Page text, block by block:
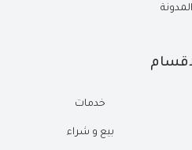
المدونة
خدمات
بيع و شراء